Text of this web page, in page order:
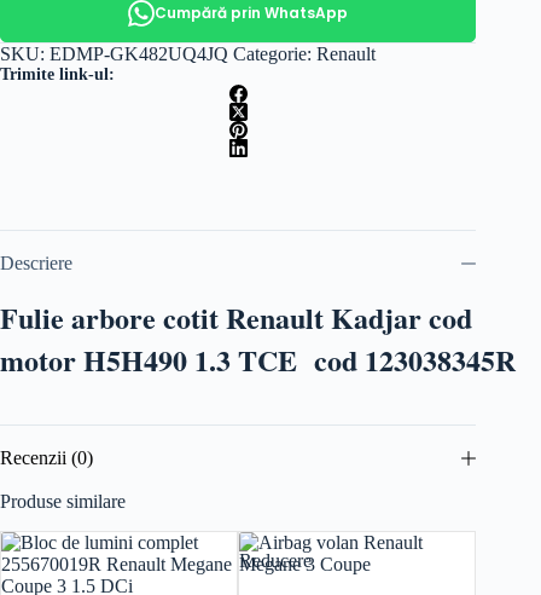
Cumpără prin WhatsApp
SKU: EDMP-GK482UQ4JQ Categorie: Renault
Trimite link-ul:
Descriere
Fulie arbore cotit Renault Kadjar cod
motor H5H490 1.3 TCE cod 123038345R
Recenzii (0)
Produse similare
Reducere